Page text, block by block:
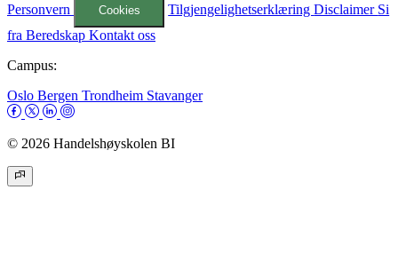
Personvern Cookies TilgjengelighetserklæringDisclaimer Si
fra Beredskap Kontakt oss
Campus:
Oslo Bergen Trondheim Stavanger
© 2026 Handelshøyskolen BI